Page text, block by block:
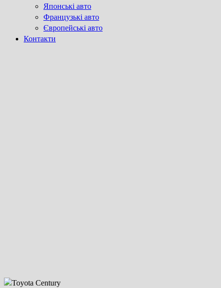
Японські авто
Французькі авто
Європейські авто
Контакти